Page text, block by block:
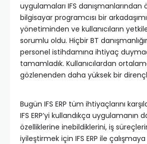
uygulamaları IFS danışmanlarından
bilgisayar programcısı bir
yönetiminden ve kullanıcıların
sorumlu oldu. Hiçbir BT
personel istihdamına ihtiyaç
tamamladık. Kullanıcılardan
gözlenenden daha yüksek bir
Bugün IFS ERP tüm ihtiyaçlarını
IFS ERP’yi kullandıkça uygulamanın
özelliklerine inebildiklerini, iş
iyileştirmek için IFS ERP ile